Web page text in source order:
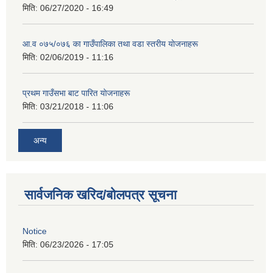
मिति: 06/27/2020 - 16:49
आ‍.व ०७५/०७६ का गाउँपालिका तथा वडा स्तरीय याेजनाहरू
मिति: 02/06/2019 - 11:16
प्रथम गाउँसभा बाट पारित याेजनाहरू
मिति: 03/21/2018 - 11:06
अन्य
सार्वजनिक खरिद/बोलपत्र सूचना
Notice
मिति: 06/23/2026 - 17:05